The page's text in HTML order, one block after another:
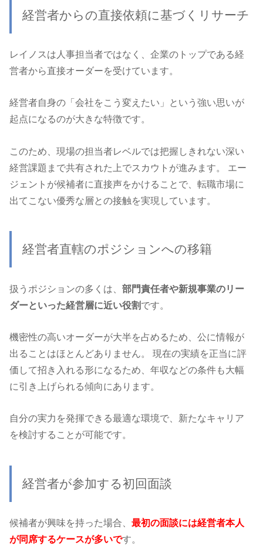
経営者からの直接依頼に基づくリサーチ
レイノスは人事担当者ではなく、企業のトップである経
営者から直接オーダーを受けています。
経営者自身の「会社をこう変えたい」という強い思いが
起点になるのが大きな特徴です。
このため、現場の担当者レベルでは把握しきれない深い
経営課題まで共有された上でスカウトが進みます。 エー
ジェントが候補者に直接声をかけることで、転職市場に
出てこない優秀な層との接触を実現しています。
経営者直轄のポジションへの移籍
扱うポジションの多くは、部門責任者や新規事業のリー
ダーといった経営層に近い役割です。
機密性の高いオーダーが大半を占めるため、公に情報が
出ることはほとんどありません。 現在の実績を正当に評
価して招き入れる形になるため、年収などの条件も大幅
に引き上げられる傾向にあります。
自分の実力を発揮できる最適な環境で、新たなキャリア
を検討することが可能です。
経営者が参加する初回面談
候補者が興味を持った場合、最初の面談には経営者本人
が同席するケースが多いです。